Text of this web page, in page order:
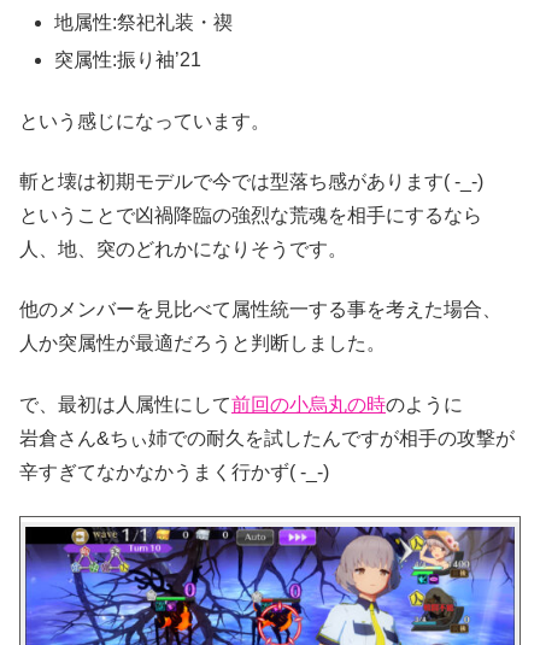
地属性:祭祀礼装・禊
突属性:振り袖’21
という感じになっています。
斬と壊は初期モデルで今では型落ち感があります( -_-)
ということで凶禍降臨の強烈な荒魂を相手にするなら
人、地、突のどれかになりそうです。
他のメンバーを見比べて属性統一する事を考えた場合、
人か突属性が最適だろうと判断しました。
で、最初は人属性にして前回の小烏丸の時のように
岩倉さん&ちぃ姉での耐久を試したんですが相手の攻撃が
辛すぎてなかなかうまく行かず( -_-)